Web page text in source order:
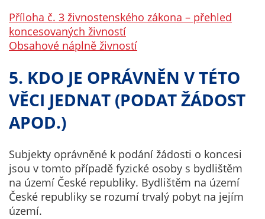
Příloha č. 3 živnostenského zákona – přehled
koncesovaných živností
Obsahové náplně živností
5. KDO JE OPRÁVNĚN V TÉTO
VĚCI JEDNAT (PODAT ŽÁDOST
APOD.)
Subjekty oprávněné k podání žádosti o koncesi
jsou v tomto případě fyzické osoby s bydlištěm
na území České republiky. Bydlištěm na území
České republiky se rozumí trvalý pobyt na jejím
území.
Jejich pomocí
návštěv našich
internetových
stránek. Data
cookies
zpracováváme
souhrnně, bez
použití